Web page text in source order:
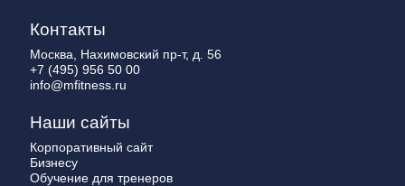
Контакты
Москва, Нахимовский пр-т, д. 56
+7 (495) 956 50 00
info@mfitness.ru
Наши сайты
Корпоративный сайт
Бизнесу
Обучение для тренеров